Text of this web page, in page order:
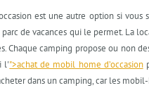
est une autre option si
de vacances qui le permet. La
Chaque camping propose ou non
l'">achat de mobil home d’occasion
dans un camping, car les